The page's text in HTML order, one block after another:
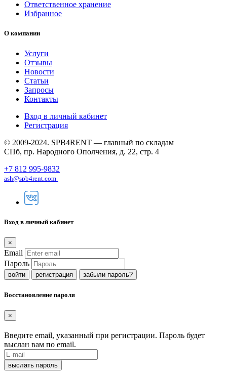
Ответственное хранение
Избранное
О компании
Услуги
Отзывы
Новости
Статьи
Запросы
Контакты
Вход в личный кабинет
Регистрация
© 2009-2024. SPB4RENT — главный по складам
СПб, пр. Народного Ополчения, д. 22, стр. 4
+7 812 995-9832
ash@spb4rent.com
Вход в личный кабинет
×
Email
Пароль
регистрация забыли пароль?
Восстановление пароля
×
Введите email, указанный при регистрации. Пароль будет
выслан вам по email.